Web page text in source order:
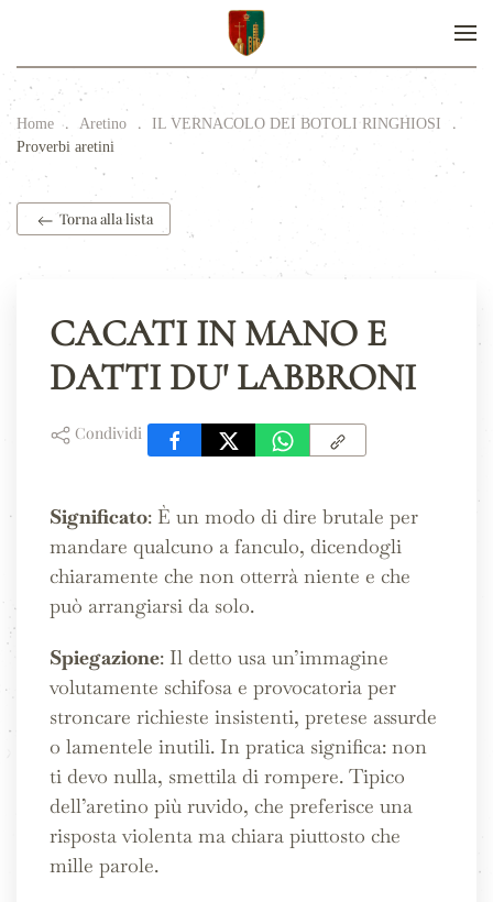
Home Aretino
IL VERNACOLO DEI BOTOLI RINGHIOSI
Proverbi aretini
Torna alla lista
CACATI IN MANO E
DATTI DU' LABBRONI
Condividi
Significato: È un modo di dire brutale per
mandare qualcuno a fanculo, dicendogli
chiaramente che non otterrà niente e che
può arrangiarsi da solo.
Spiegazione: Il detto usa un’immagine
volutamente schifosa e provocatoria per
stroncare richieste insistenti, pretese assurde
o lamentele inutili. In pratica significa: non
ti devo nulla, smettila di rompere. Tipico
dell’aretino più ruvido, che preferisce una
risposta violenta ma chiara piuttosto che
mille parole.